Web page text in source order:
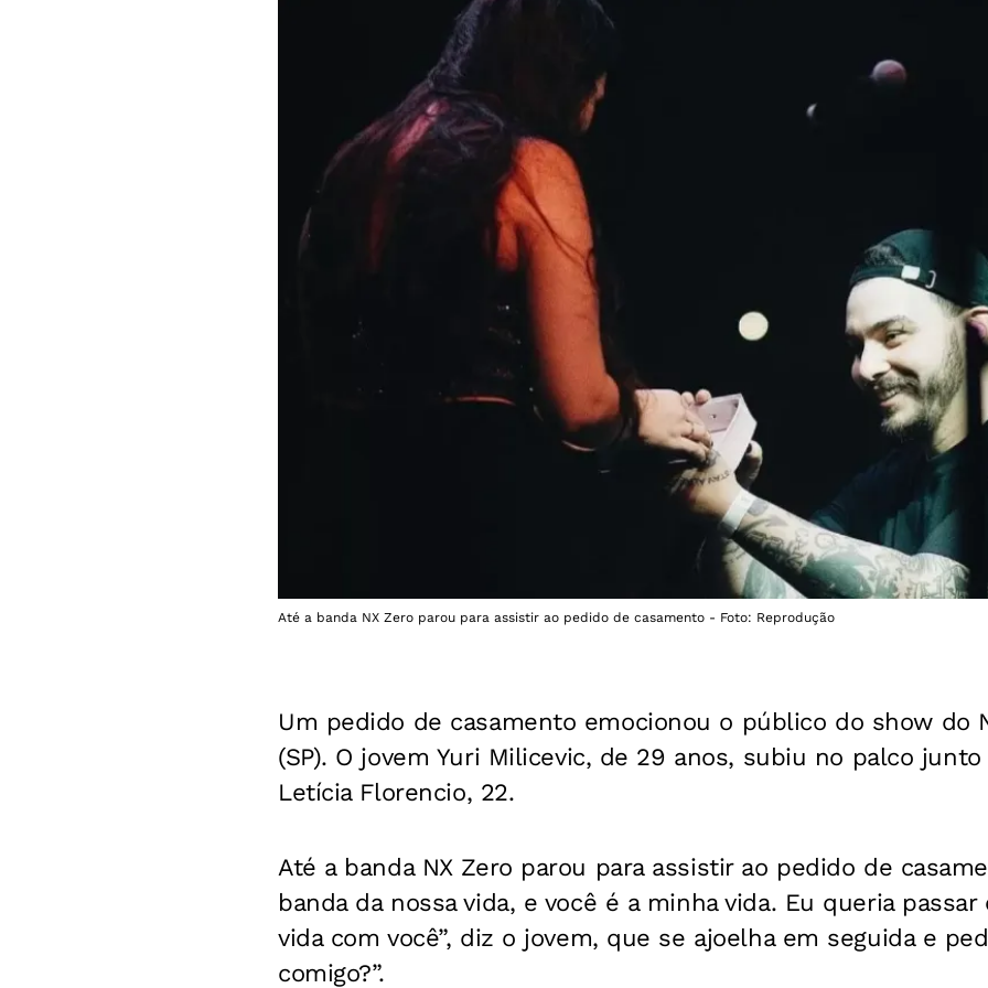
Até a banda NX Zero parou para assistir ao pedido de casamento - Foto: Reprodução
Um pedido de casamento emocionou o público do show do
(SP). O jovem Yuri Milicevic, de 29 anos, subiu no palco
Letícia Florencio, 22.
Até a banda NX Zero parou para assistir ao pedido de
banda da nossa vida, e você é a minha vida. Eu queria
vida com você”, diz o jovem, que se ajoelha em seguida e
comigo?”.